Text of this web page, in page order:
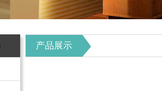
产品展示